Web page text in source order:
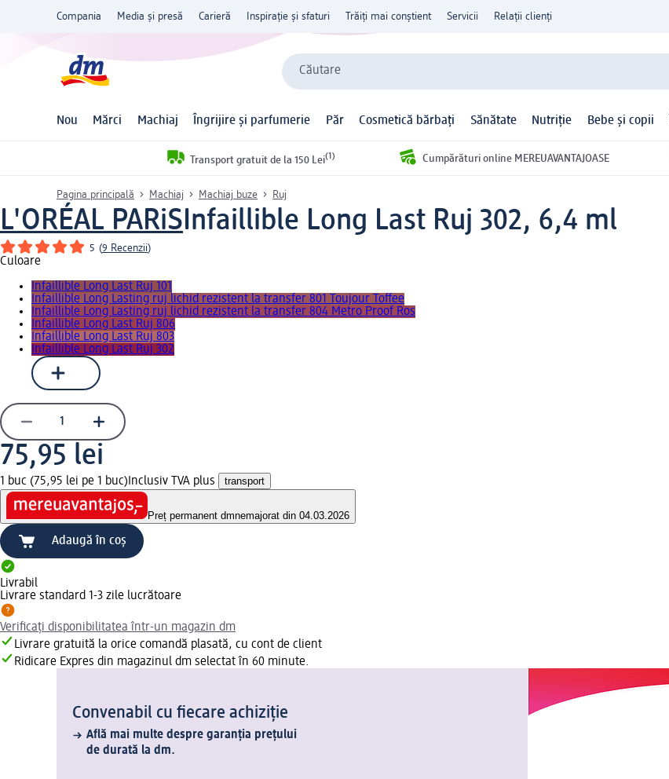
Compania Media și presă Carieră Inspirație și sfaturi Trăiți mai conștient Servicii Relații clienți
Căutare
Nou Mărci Machiaj Îngrijire și parfumerie Păr Cosmetică bărbați Sănătate Nutriție Bebe și copii
Transport gratuit de la 150 Lei(1) Cumpărături online MEREUAVANTAJOASE
Pagina principală Machiaj Machiaj buze Ruj
L'ORÉAL PARiSInfaillible Long Last Ruj 302, 6,4 ml
5 (9 Recenzii)
Culoare
Infaillible Long Last Ruj 101
Infaillible Long Lasting ruj lichid rezistent la transfer 801 Toujour Toffee
Infaillible Long Lasting ruj lichid rezistent la transfer 804 Metro Proof Ros
Infaillible Long Last Ruj 806
Infaillible Long Last Ruj 803
Infaillible Long Last Ruj 302
75,95 lei
1 buc (75,95 lei pe 1 buc) Inclusiv TVA plus transport
Preț permanent dmnemajorat din 04.03.2026
Adaugă în coș
Livrabil
Livrare standard 1-3 zile lucrătoare
Verificați disponibilitatea într-un magazin dm
Livrare gratuită la orice comandă plasată, cu cont de client
Ridicare Expres din magazinul dm selectat în 60 minute.
Convenabil cu fiecare achiziție
Află mai multe despre garanția prețului
de durată la dm.